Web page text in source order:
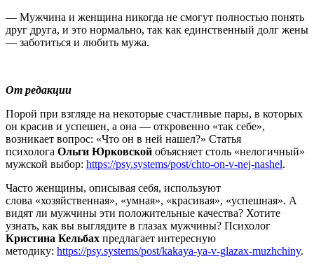
— Мужчина и женщина никогда не смогут полностью понять
друг друга, и это нормально, так как единственный долг жены
— заботиться и любить мужа.
От редакции
Порой при взгляде на некоторые счастливые пары, в которых
он красив и успешен, а она — откровенно «так себе»,
возникает вопрос: «Что он в ней нашел?» Статья
психолога Ольги Юрковской объясняет столь «нелогичный»
мужской выбор: https://psy.systems/post/chto-on-v-nej-nashel.
Часто женщины, описывая себя, используют
слова «хозяйственная», «умная», «красивая», «успешная». А
видят ли мужчины эти положительные качества? Хотите
узнать, как вы выглядите в глазах мужчины? Психолог
Кристина Кельбах предлагает интересную
методику: https://psy.systems/post/kakaya-ya-v-glazax-muzhchiny.